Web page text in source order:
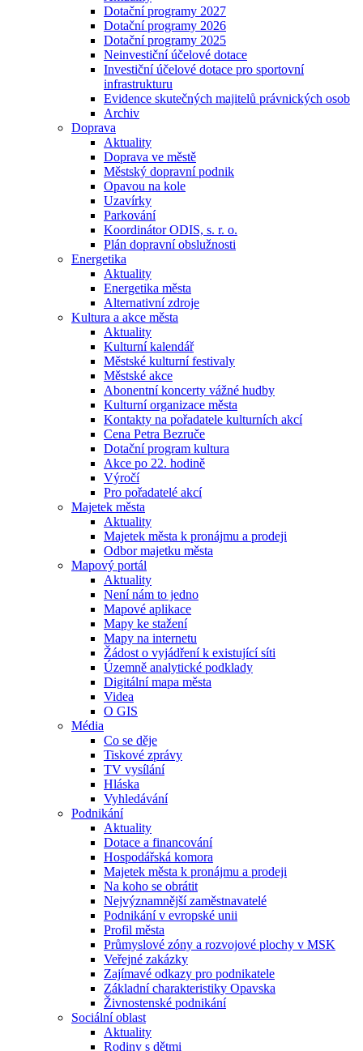
Dotační programy 2027
Dotační programy 2026
Dotační programy 2025
Neinvestiční účelové dotace
Investiční účelové dotace pro sportovní
infrastrukturu
Evidence skutečných majitelů právnických osob
Archiv
Doprava
Aktuality
Doprava ve městě
Městský dopravní podnik
Opavou na kole
Uzavírky
Parkování
Koordinátor ODIS, s. r. o.
Plán dopravní obslužnosti
Energetika
Aktuality
Energetika města
Alternativní zdroje
Kultura a akce města
Aktuality
Kulturní kalendář
Městské kulturní festivaly
Městské akce
Abonentní koncerty vážné hudby
Kulturní organizace města
Kontakty na pořadatele kulturních akcí
Cena Petra Bezruče
Dotační program kultura
Akce po 22. hodině
Výročí
Pro pořadatelé akcí
Majetek města
Aktuality
Majetek města k pronájmu a prodeji
Odbor majetku města
Mapový portál
Aktuality
Není nám to jedno
Mapové aplikace
Mapy ke stažení
Mapy na internetu
Žádost o vyjádření k existující síti
Územně analytické podklady
Digitální mapa města
Videa
O GIS
Média
Co se děje
Tiskové zprávy
TV vysílání
Hláska
Vyhledávání
Podnikání
Aktuality
Dotace a financování
Hospodářská komora
Majetek města k pronájmu a prodeji
Na koho se obrátit
Nejvýznamnější zaměstnavatelé
Podnikání v evropské unii
Profil města
Průmyslové zóny a rozvojové plochy v MSK
Veřejné zakázky
Zajímavé odkazy pro podnikatele
Základní charakteristiky Opavska
Živnostenské podnikání
Sociální oblast
Aktuality
Rodiny s dětmi